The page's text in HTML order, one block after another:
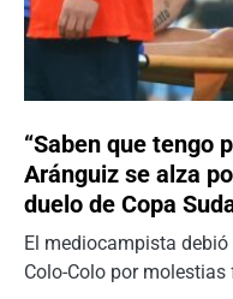
“Saben que tengo
Aránguiz se alza
duelo de Copa
El mediocampista
Colo-Colo por molestias